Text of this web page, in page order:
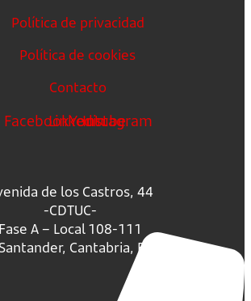
Política de privacidad
Política de cookies
Contacto
FacebookLinkedin
Youtube
Instagram
de los Castros, 44
-CDTUC-
Fase A – Local 108-111
Cantabria, España.